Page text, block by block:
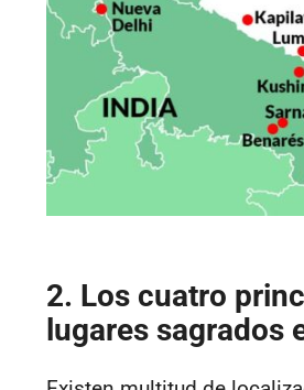
2. Los cuatro
lugares sagrados